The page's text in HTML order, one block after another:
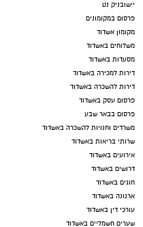
יישובניק נט
פרסום במקומונים
מקומון אשדוד
משלוחים באשדוד
מסעדות באשדוד
דירות למכירה באשדוד
דירות להשכרה באשדוד
פרסום עסק באשדוד
פרסום בבאר שבע
משרדים וחנויות להשכרה באשדוד
שרותי בריאות באשדוד
אירועים באשדוד
דרושים באשדוד
חוגים באשדוד
ארנונה באשדוד
עורכי דין באשדוד
שערים חשמליים באשדוד